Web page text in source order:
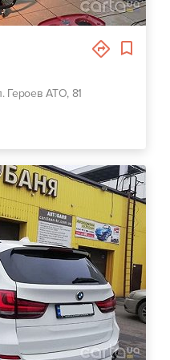
Героев АТО, 81